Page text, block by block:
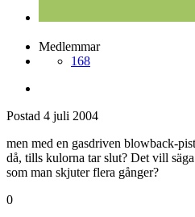
Medlemmar
168
Postad 4 juli 2004
men med en gasdriven blowback-
då, tills kulorna tar slut? Det vill
som man skjuter flera gånger?
0